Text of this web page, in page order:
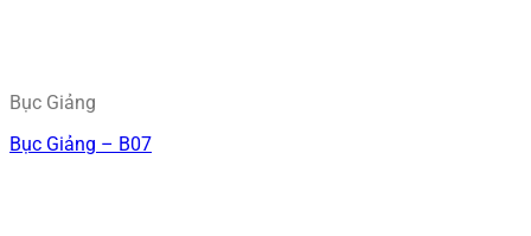
Bục Giảng
Bục Giảng – B07